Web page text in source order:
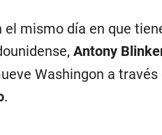
el mismo día en que
Antony
Washingon a
.